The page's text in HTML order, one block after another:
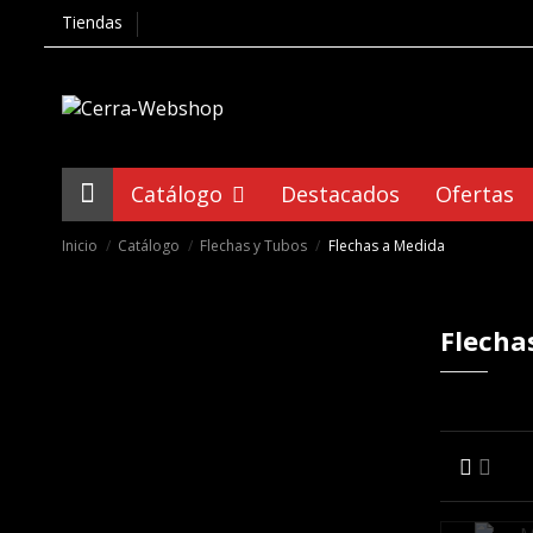
Tiendas
Catálogo Destacados Ofertas
Inicio Catálogo Flechas y Tubos Flechas a Medida